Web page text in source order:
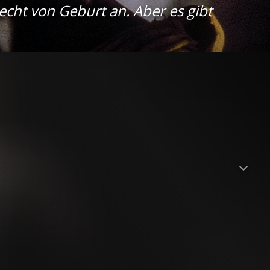
von Geburt an. Aber es gibt
um Macht und Besitz, bei dem es nicht mehr um